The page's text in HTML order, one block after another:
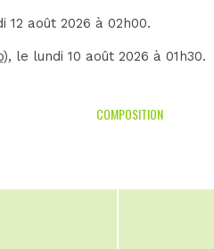
12 août 2026 à 02h00.
, le lundi 10 août 2026 à 01h30.
COMPOSITION